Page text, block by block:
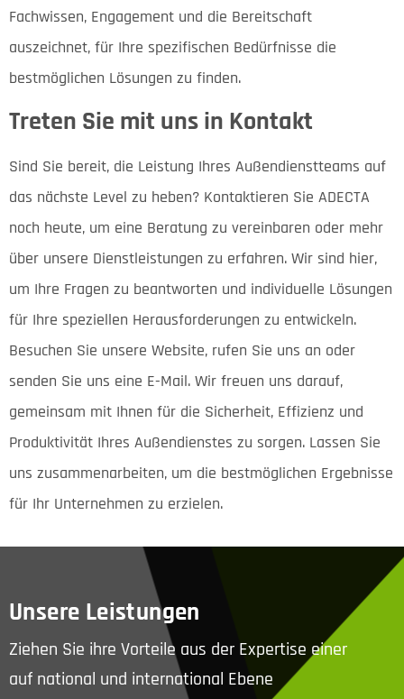
Fachwissen, Engagement und die Bereitschaft
auszeichnet, für Ihre spezifischen Bedürfnisse die
bestmöglichen Lösungen zu finden.
Treten Sie mit uns in Kontakt
Sind Sie bereit, die Leistung Ihres Außendienstteams auf
das nächste Level zu heben? Kontaktieren Sie ADECTA
noch heute, um eine Beratung zu vereinbaren oder mehr
über unsere Dienstleistungen zu erfahren. Wir sind hier,
um Ihre Fragen zu beantworten und individuelle Lösungen
für Ihre speziellen Herausforderungen zu entwickeln.
Besuchen Sie unsere Website, rufen Sie uns an oder
senden Sie uns eine E-Mail. Wir freuen uns darauf,
gemeinsam mit Ihnen für die Sicherheit, Effizienz und
Produktivität Ihres Außendienstes zu sorgen. Lassen Sie
uns zusammenarbeiten, um die bestmöglichen Ergebnisse
für Ihr Unternehmen zu erzielen.
Unsere Leistungen
Ziehen Sie ihre Vorteile aus der Expertise einer
auf national und international Ebene